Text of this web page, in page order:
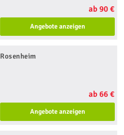
ab 90 €
Angebote anzeigen
Rosenheim
ab 66 €
Angebote anzeigen